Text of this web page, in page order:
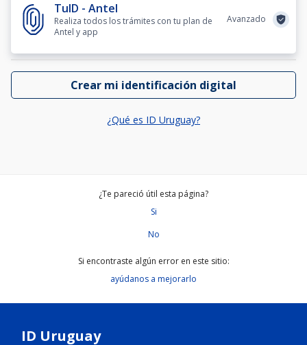
TuID - Antel
Realiza todos los trámites con tu plan de
Antel y app
Avanzado
Crear mi identificación digital
¿Qué es ID Uruguay?
¿Te pareció útil esta página?
Si
No
Si encontraste algún error en este sitio:
ayúdanos a mejorarlo
ID Uruguay